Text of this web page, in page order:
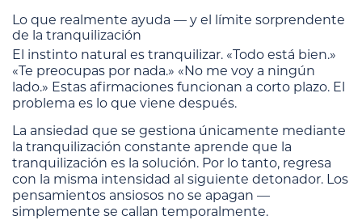
Lo que realmente ayuda — y el límite sorprendente
de la tranquilización
El instinto natural es tranquilizar. «Todo está bien.»
«Te preocupas por nada.» «No me voy a ningún
lado.» Estas afirmaciones funcionan a corto plazo. El
problema es lo que viene después.
La ansiedad que se gestiona únicamente mediante
la tranquilización constante aprende que la
tranquilización es la solución. Por lo tanto, regresa
con la misma intensidad al siguiente detonador. Los
pensamientos ansiosos no se apagan —
simplemente se callan temporalmente.